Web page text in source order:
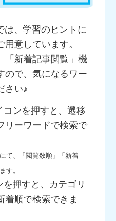
は、学習のヒントに
意しています。
「新着記事閲覧」機
ので、気になるワー
さい♪
ンを押すと、遷移
リーワードで検索で
て、「閲覧数順」「新着
す。
押すと、カテゴリ
着順で検索できま